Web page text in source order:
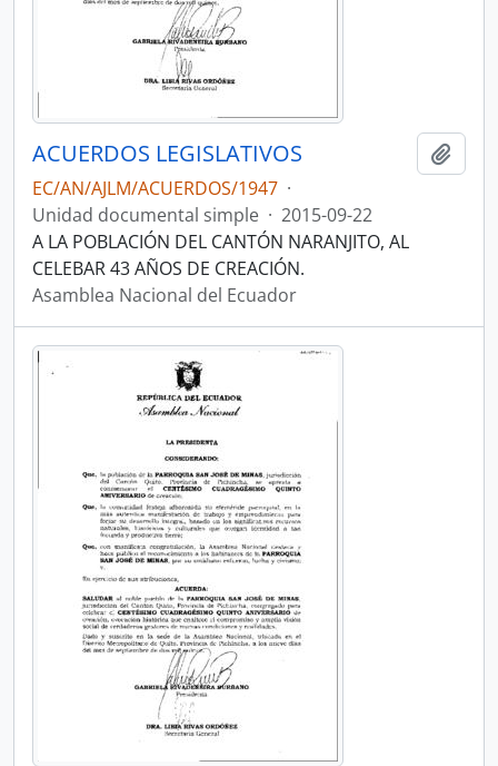
ACUERDOS LEGISLATIVOS
EC/AN/AJLM/ACUERDOS/1947 ·
Unidad documental simple · 2015-09-22
A LA POBLACIÓN DEL CANTÓN NARANJITO, AL
CELEBAR 43 AÑOS DE CREACIÓN.
Asamblea Nacional del Ecuador